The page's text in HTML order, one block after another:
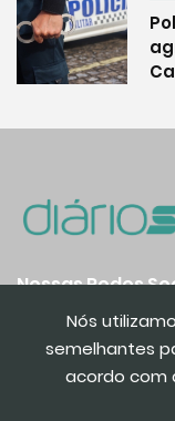
Nós
semelhantes
acordo com
Nossas Redes